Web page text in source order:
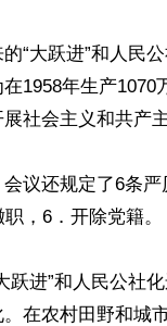
“大跃进”和人民
1958年生产
社会主义和共产
议还规定了6条
，6．开除党籍。
跃进”和人民公社
在农村田野和城